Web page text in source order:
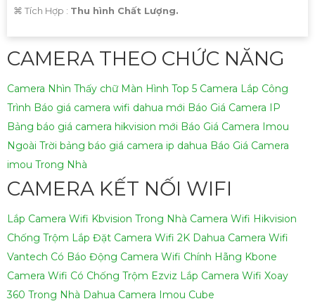
️⌘ Tích Hợp : Thu hình Chất Lượng.
CAMERA THEO CHỨC NĂNG
Camera Nhìn Thấy chữ Màn Hình Top 5 Camera Lắp Công
Trình Báo giá camera wifi dahua mới Báo Giá Camera IP
Bảng báo giá camera hikvision mới Báo Giá Camera Imou
Ngoài Trời bảng báo giá camera ip dahua Báo Giá Camera
imou Trong Nhà
CAMERA KẾT NỐI WIFI
Lắp Camera Wifi Kbvision Trong Nhà Camera Wifi Hikvision
Chống Trộm Lắp Đặt Camera Wifi 2K Dahua Camera Wifi
Vantech Có Báo Động Camera Wifi Chính Hãng Kbone
Camera Wifi Có Chống Trộm Ezviz Lắp Camera Wifi Xoay
360 Trong Nhà Dahua Camera Imou Cube